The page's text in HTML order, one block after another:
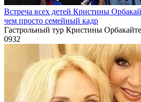
Встреча всех детей Кристины
чем просто семейный кадр
Гастрольный тур Кристины
0932